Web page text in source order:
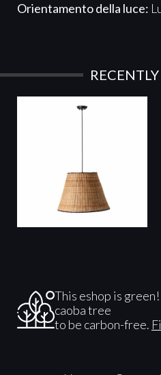
Orientamento della luce:
This eshop is
caoba tree
to be carbon-free.